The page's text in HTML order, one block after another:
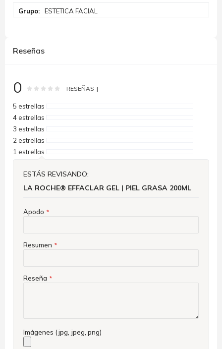
ESTETICA FACIAL
Reseñas
0 Rating: % of100
RESEÑAS
5 estrellas
4 estrellas
3 estrellas
2 estrellas
1 estrellas
ESTÁS REVISANDO:
LA ROCHE® EFFACLAR GEL | PIEL GRASA 200ML
Apodo
Resumen
Reseña
Imágenes (jpg, jpeg, png)